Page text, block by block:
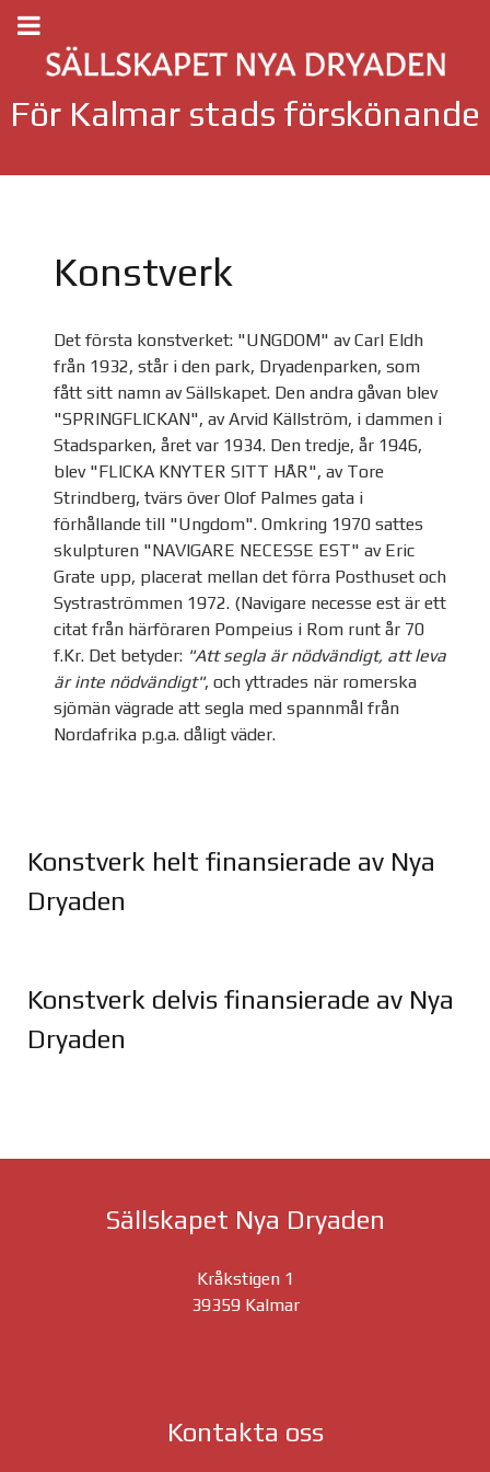
För Kalmar stads förskönande
Konstverk
Det första konstverket: "UNGDOM" av Carl Eldh
från 1932, står i den park, Dryadenparken, som
fått sitt namn av Sällskapet. Den andra gåvan blev
"SPRINGFLICKAN", av Arvid Källström, i dammen i
Stadsparken, året var 1934. Den tredje, år 1946,
blev "FLICKA KNYTER SITT HÅR", av Tore
Strindberg, tvärs över Olof Palmes gata i
förhållande till "Ungdom". Omkring 1970 sattes
skulpturen "NAVIGARE NECESSE EST" av Eric
Grate upp, placerat mellan det förra Posthuset och
Systraströmmen 1972. (Navigare necesse est är ett
citat från härföraren Pompeius i Rom runt år 70
f.Kr. Det betyder: "Att segla är nödvändigt, att leva
är inte nödvändigt", och yttrades när romerska
sjömän vägrade att segla med spannmål från
Nordafrika p.g.a. dåligt väder.
Konstverk helt finansierade av Nya
Dryaden
Konstverk delvis finansierade av Nya
Dryaden
Sällskapet Nya Dryaden
Kråkstigen 1
39359 Kalmar
Kontakta oss